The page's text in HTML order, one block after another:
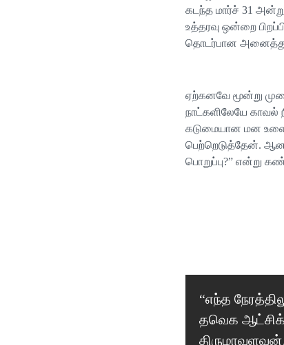
கடந்த மார்ச் 31
உத்தரவு ஒன்றை
தொடர்பான அனைத்து
ஏற்கனவே மூன்று
நாட்களிலேயே
கடுமையான மன
பெற்றெடுத்தேன்.
பொறுப்பு?” என்று
Previous
Post
“எந்த
தவெக